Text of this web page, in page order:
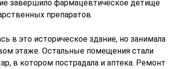
завершило фармацевтическое детище
препаратов.
в это историческое здание, но занимала
этаже. Остальные помещения стали
в котором пострадала и аптека. Ремонт